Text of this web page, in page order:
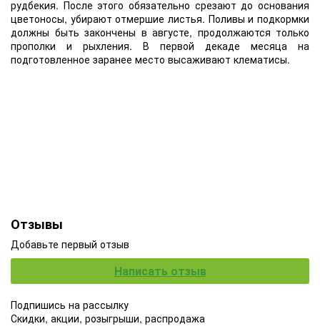
рудбекия. После этого обязательно срезают до основания
цветоносы, убирают отмершие листья. Поливы и подкормки
должны быть закончены в августе, продолжаются только
прополки и рыхления. В первой декаде месяца на
подготовленное заранее место высаживают клематисы.
Отзывы
Добавьте первый отзыв
Написать отзыв
Подпишись на рассылку
Скидки, акции, розыгрыши, распродажа